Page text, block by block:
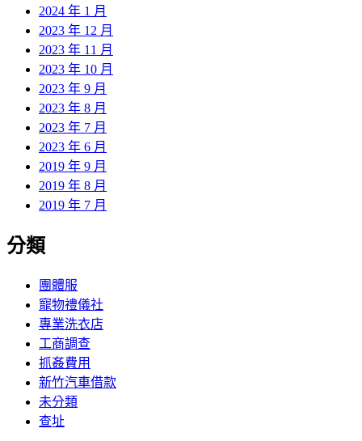
2024 年 1 月
2023 年 12 月
2023 年 11 月
2023 年 10 月
2023 年 9 月
2023 年 8 月
2023 年 7 月
2023 年 6 月
2019 年 9 月
2019 年 8 月
2019 年 7 月
分類
團體服
寵物禮儀社
專業洗衣店
工商調查
抓姦費用
新竹汽車借款
未分類
查址